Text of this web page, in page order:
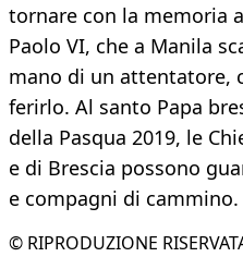
tornare con la memoria
Paolo VI, che a Manila
mano di un attentatore,
ferirlo. Al santo Papa
della Pasqua 2019, le
e di Brescia possono
e compagni di cammino.
© RIPRODUZIONE